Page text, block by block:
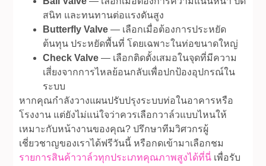
สนิท และทนทานต่อแรงดันสูง
Butterfly Valve — เลือกเมื่อต้องการประหยัด
ต้นทุน ประหยัดพื้นที่ โดยเฉพาะในท่อขนาดใหญ่
Check Valve — เลือกติดตั้งเสมอในจุดที่มีความ
เสี่ยงจากการไหลย้อนกลับเพื่อปกป้องอุปกรณ์ใน
ระบบ
หากคุณกำลังวางแผนปรับปรุงระบบท่อในอาคารหรือ
โรงงาน แต่ยังไม่แน่ใจว่าควรเลือกวาล์วแบบไหนให้
เหมาะกับหน้างานของคุณ? ปรึกษาทีมวิศวกรผู้
เชี่ยวชาญของเราได้ฟรีวันนี้ หรือกดเข้ามาเลือกชม
รายการสินค้าวาล์วทุกประเภทคุณภาพสูงได้ที่นี่ เพื่อรับ